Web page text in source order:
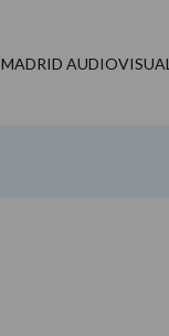
MADRID AUDIOVISUAL